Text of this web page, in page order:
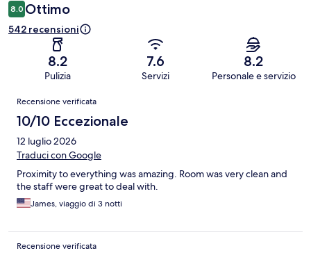
8.0 Ottimo
542 recensioni
8.2
Pulizia
7.6
Servizi
8.2
Personale e servizio
Recensioni
Recensione verificata
10/10 Eccezionale
12 luglio 2026
Traduci con Google
Proximity to everything was amazing. Room was very clean and
the staff were great to deal with.
James, viaggio di 3 notti
Recensione verificata